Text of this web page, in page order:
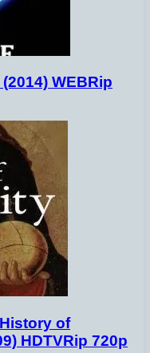
WEBRip
of
HDTVRip 720p